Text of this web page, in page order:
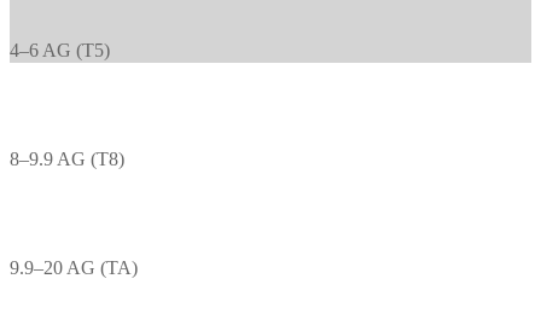
4–6 AG (T5)
8–9.9 AG (T8)
9.9–20 AG (TA)